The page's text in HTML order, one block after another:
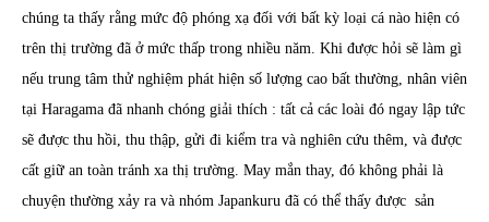
chúng ta thấy rằng mức độ phóng xạ đối với bất kỳ loại cá nào hiện có
trên thị trường đã ở mức thấp trong nhiều năm. Khi được hỏi sẽ làm gì
nếu trung tâm thử nghiệm phát hiện số lượng cao bất thường, nhân viên
tại Haragama đã nhanh chóng giải thích : tất cả các loài đó ngay lập tức
sẽ được thu hồi, thu thập, gửi đi kiểm tra và nghiên cứu thêm, và được
cất giữ an toàn tránh xa thị trường. May mắn thay, đó không phải là
chuyện thường xảy ra và nhóm Japankuru đã có thể thấy được sản